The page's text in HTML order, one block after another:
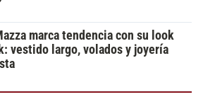
marca tendencia con su look
vestido largo, volados y joyería